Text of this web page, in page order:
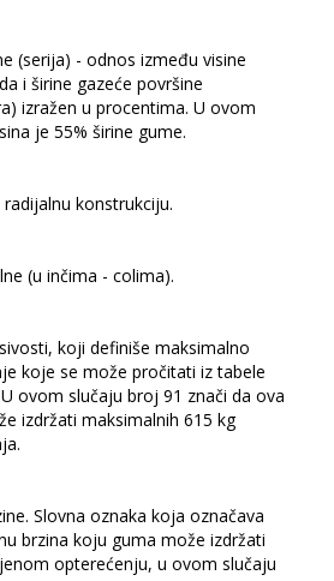
(serija) - odnos između visine
i širine gazeće površine
izražen u procentima. U ovom
je 55% širine gume.
radijalnu konstrukciju.
(u inčima - colima).
koji definiše maksimalno
koje se može pročitati iz tabele
ovom slučaju broj 91 znači da ova
izdržati maksimalnih 615 kg
Slovna oznaka koja označava
brzina koju guma može izdržati
opterećenju, u ovom slučaju